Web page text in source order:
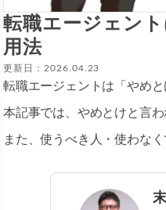
転職エージェン
用法
更新日：2026.04.23
転職エージェントは「やめ
本記事では、やめとけと言
また、使うべき人・使わな